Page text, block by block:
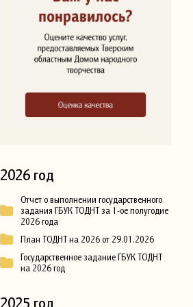
2026 год
Отчет о выполнении государственного
задания ГБУК ТОДНТ за 1-ое полугодие
2026 года
План ТОДНТ на 2026 от 29.01.2026
Государственное задание ГБУК ТОДНТ
на 2026 год
2025 год